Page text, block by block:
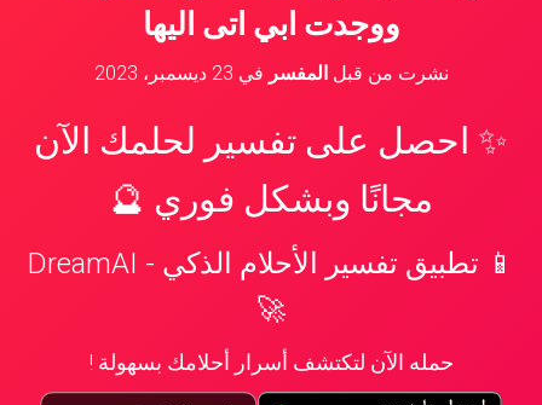
ووجدت ابي اتى اليها
نشرت من قبلالمفسر في 23 ديسمبر، 2023
✨ احصل على تفسير لحلمك الآن
مجانًا وبشكل فوري 🔮
📱 تطبيق تفسير الأحلام الذكي - DreamAI
🚀
حمله الآن لتكتشف أسرار أحلامك بسهولة !